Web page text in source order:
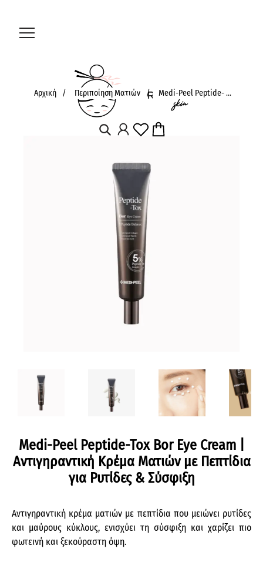
Αρχική / Περιποίηση Ματιών / Medi-Peel Peptide- ...
Medi-Peel Peptide-Tox Bor Eye Cream |
Αντιγηραντική Κρέμα Ματιών με Πεπτίδια
για Ρυτίδες & Σύσφιξη
Αντιγηραντική κρέμα ματιών με πεπτίδια που μειώνει ρυτίδες
και μαύρους κύκλους, ενισχύει τη σύσφιξη και χαρίζει πιο
φωτεινή και ξεκούραστη όψη.